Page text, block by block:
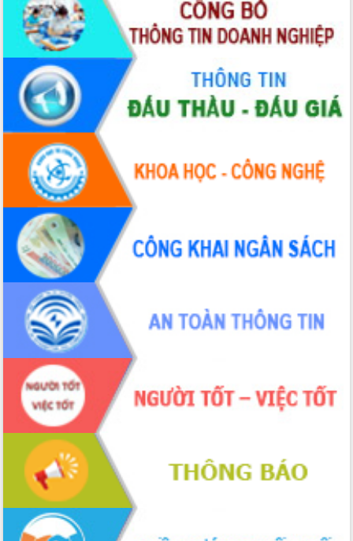
Đắk Lắk đẩy mạnh nuôi biển công
nghệ, hướng tới phát triển thủy sản
bền vững
Tập huấn nâng cao năng lực triển khai
chuyển đổi số cho cán bộ, công chức
cấp xã
Đắk Lắk phát động hưởng ứng Ngày
Quyền của người tiêu dùng Việt Nam
Đẩy mạnh cải cách hành chính, quyết
tâm đạt được mục tiêu tăng trưởng
hai con số trong năm 2026
Tổ chức trang trọng Lễ hội Đền thờ
Lương Văn Chánh năm 2026
Phó Bí thư Tỉnh ủy Đắk Lắk Đỗ Hữu
Huy giữ chức Bí thư Đảng ủy Ủy Ban
Nhân dân tỉnh
Bệnh án điện tử thúc đẩy chuyển đổi
số y tế tại Đắk Lắk
Chuyển đổi số thư viện: Mở rộng
không gian tri thức trong thời đại số
Đánh giá, rút kinh nghiệm công tác tổ
chức diễn tập trước ngày bầu cử
Chương trình “Gặp gỡ hữu nghị –
Friendship Meeting New Year 2026”
Bầu cử Quốc hội và HĐND: Cử tri Đắk
Lắk gửi gắm niềm tin, kỳ vọng vào lá
phiếu
Đắk Lắk sẵn sàng các điều kiện cho
Ngày hội bầu cử đại biểu Quốc hội
khóa XVI và HĐND các cấp nhiệm kỳ